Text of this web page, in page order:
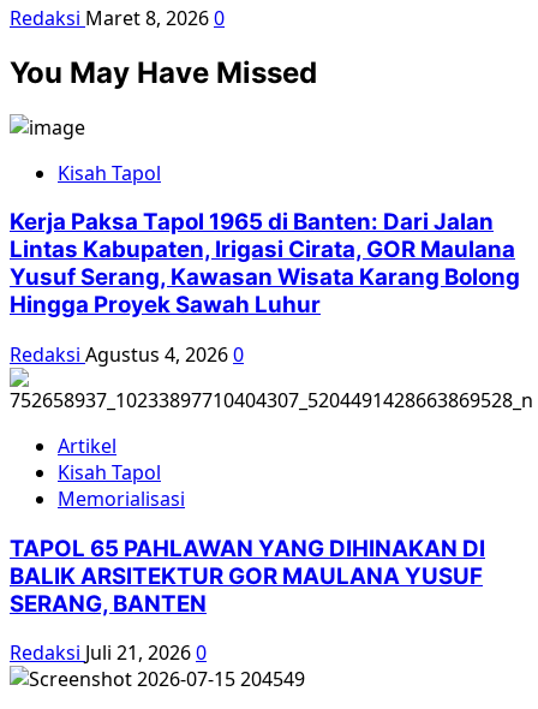
Redaksi Maret 8, 20260
You May Have Missed
Kisah Tapol
Kerja Paksa Tapol 1965 di Banten: Dari Jalan
Lintas Kabupaten, Irigasi Cirata, GOR Maulana
Yusuf Serang, Kawasan Wisata Karang Bolong
Hingga Proyek Sawah Luhur
Redaksi Agustus 4, 20260
Artikel
Kisah Tapol
Memorialisasi
TAPOL 65 PAHLAWAN YANG DIHINAKAN DI
BALIK ARSITEKTUR GOR MAULANA YUSUF
SERANG, BANTEN
Redaksi Juli 21, 20260